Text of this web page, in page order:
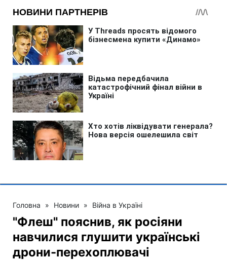
Головна » Новини » Війна в Україні
"Флеш" пояснив, як росіяни
навчилися глушити українські
дрони-перехоплювачі